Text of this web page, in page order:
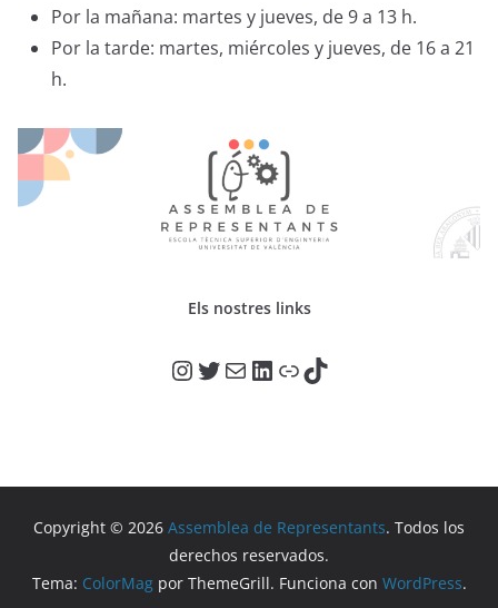
Por la mañana: martes y jueves, de 9 a 13 h.
Por la tarde: martes, miércoles y jueves, de 16 a 21
h.
Els nostres links
@adr_etse_uv @adr_etse_uv Correo electrónico LinkedIn Enlace TikTok
Copyright © 2026 Assemblea de Representants. Todos los
derechos reservados.
Tema: ColorMagpor ThemeGrill. Funciona con WordPress.